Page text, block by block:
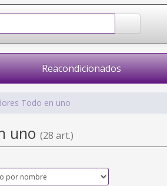
Reacondicionados
Todo en uno
uno (28 art.)